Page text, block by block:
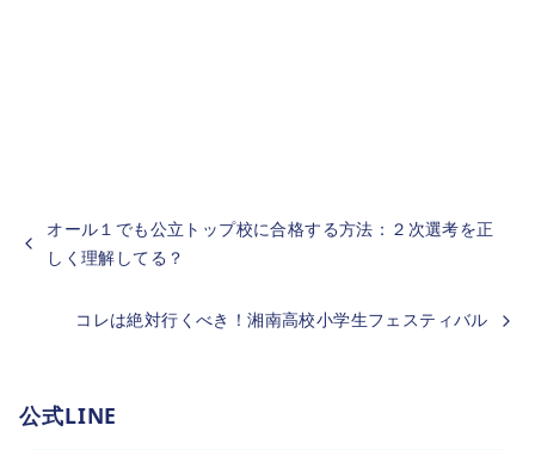
オール１でも公立トップ校に合格する方法：２次選考を正
しく理解してる？
コレは絶対行くべき！湘南高校小学生フェスティバル
公式LINE